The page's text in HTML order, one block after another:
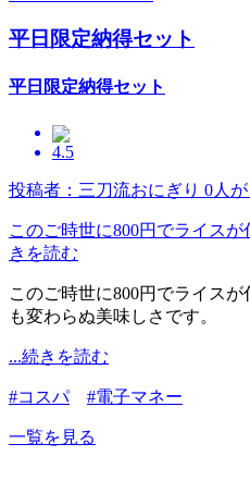
平日限定納得セット
平日限定納得セット
4.5
投稿者：三刀流おにぎり 0人
このご時世に800円でライス
きを読む
このご時世に800円でライス
も変わらぬ美味しさです。
...続きを読む
#コスパ #電子マネー
一覧を見る